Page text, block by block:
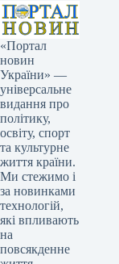
«Портал
новин
України» —
універсальне
видання про
політику,
освіту, спорт
та культурне
життя країни.
Ми стежимо і
за новинками
технологій,
які впливають
на
повсякденне